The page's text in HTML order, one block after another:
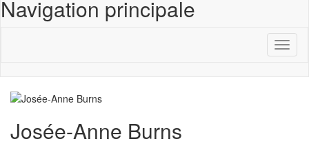
Navigation principale
Josée-Anne Burns